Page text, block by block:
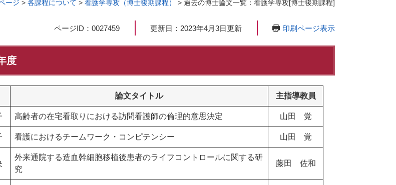
ージ > 各課程について > 看護学専攻（博士後期課程） > 過去の博士論文一覧：看護学専攻[博士後期課程]
ページID：0027459 更新日：2023年4月3日更新 印刷ページ表示
度
論文タイトル 主指導教員
高齢者の在宅看取りにおける訪問看護師の倫理的意思決定 山田 覚
看護におけるチームワーク・コンピテンシー 山田 覚
外来通院する造血幹細胞移植後患者のライフコントロールに関する研
究
藤田 佐和